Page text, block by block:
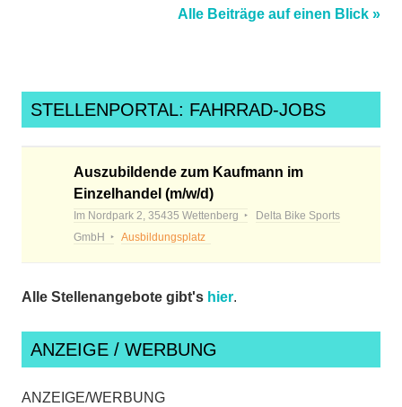
Alle Beiträge auf einen Blick »
STELLENPORTAL: FAHRRAD-JOBS
Auszubildende zum Kaufmann im
Einzelhandel (m/w/d)
Im Nordpark 2, 35435 Wettenberg
Delta Bike Sports
GmbH
Ausbildungsplatz
Alle Stellenangebote gibt's hier.
ANZEIGE / WERBUNG
ANZEIGE/WERBUNG